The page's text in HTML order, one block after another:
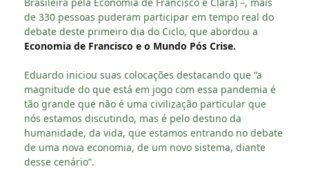
de 330 pessoas puderam participar em tempo real do
debate deste primeiro dia do Ciclo, que abordou a
Economia de Francisco e o Mundo Pós Crise.
Eduardo iniciou suas colocações destacando que “a
magnitude do que está em jogo com essa pandemia é
tão grande que não é uma civilização particular que
nós estamos discutindo, mas é pelo destino da
humanidade, da vida, que estamos entrando no debate
de uma nova economia, de um novo sistema, diante
desse cenário”.